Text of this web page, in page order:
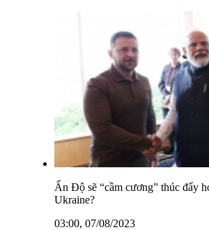
Ấn Độ sẽ “cầm cương” thúc đẩy
Ukraine?
03:00, 07/08/2023